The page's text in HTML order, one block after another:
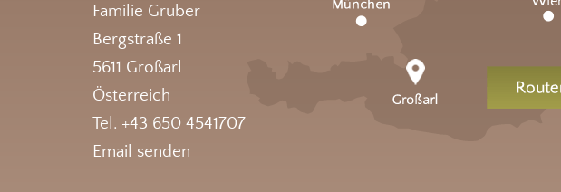
Familie Gruber
Bergstraße 1
5611 Großarl
Österreich
Tel. +43 650 4541707
Email senden